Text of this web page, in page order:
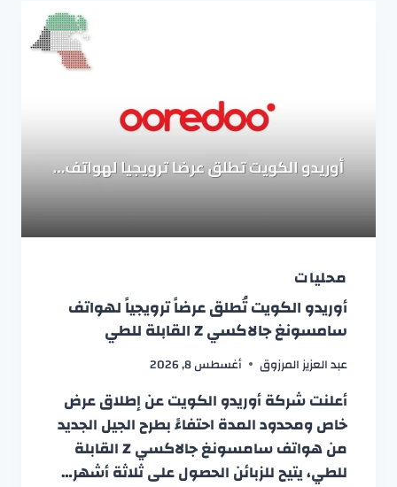
محليات
أوريدو الكويت تُطلق عرضاً ترويجياً لهواتف
سامسونغ جالاكسي Z القابلة للطي
عبد العزيز المرزوق أغسطس 8, 2026
أعلنت شركة أوريدو الكويت عن إطلاق عرض
خاص ومحدود المدة احتفاءً بطرح الجيل الجديد
من هواتف سامسونغ جالاكسي Z القابلة
للطي، يتيح للزبائن الحصول على ثلاثة أشهر…